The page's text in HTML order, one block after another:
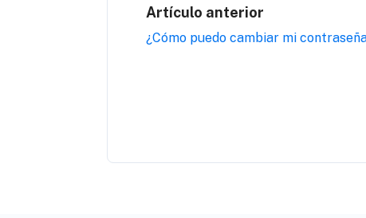
Artículo anterior
¿Cómo puedo cambiar mi